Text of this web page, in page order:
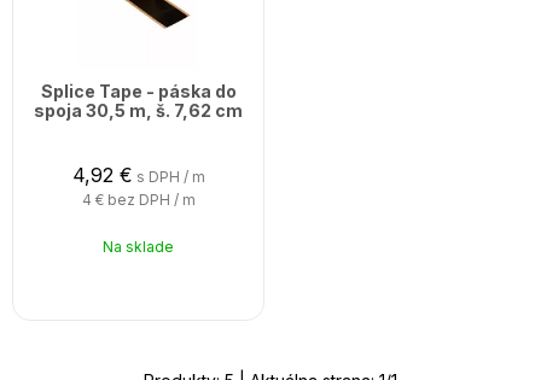
Splice Tape - páska do
spoja 30,5 m, š. 7,62 cm
4,92 € s DPH / m
4 € bez DPH / m
Na sklade